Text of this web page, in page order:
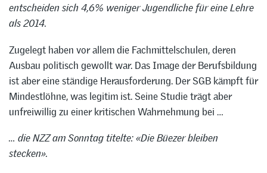
entscheiden sich 4,6% weniger Jugendliche für eine Lehre
als 2014.
Zugelegt haben vor allem die Fachmittelschulen, deren
Ausbau politisch gewollt war. Das Image der Berufsbildung
ist aber eine ständige Herausforderung. Der SGB kämpft für
Mindestlöhne, was legitim ist. Seine Studie trägt aber
unfreiwillig zu einer kritischen Wahrnehmung bei …
… die NZZ am Sonntag titelte: «Die Büezer bleiben
stecken».